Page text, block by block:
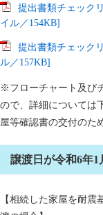
提出書類チェック
イル／154KB]
提出書類チェック
ル／157KB]
※フローチャート及び
ので、詳細については
屋等確認書の交付のた
譲渡日が令和6年
【相続した家屋を耐